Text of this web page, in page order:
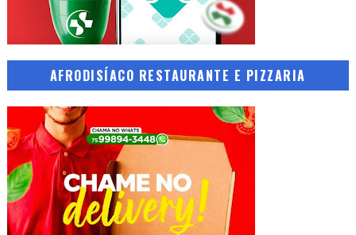
AFRODISÍACO RESTAURANTE E PIZZARIA